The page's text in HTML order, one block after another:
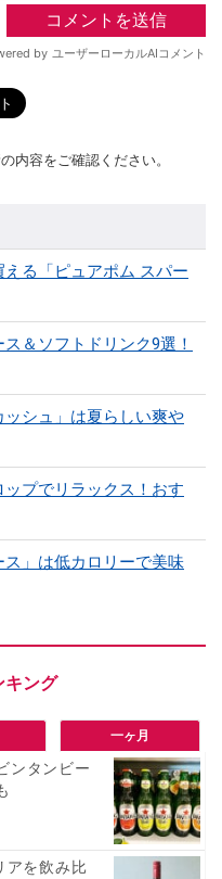
内容をご確認ください。
る「ピュアポム スパー
＆ソフトドリンク9選！
シュ」は夏らしい爽や
プでリラックス！おす
」は低カロリーで美味
一ヶ月
ンタンビー
アを飲み比